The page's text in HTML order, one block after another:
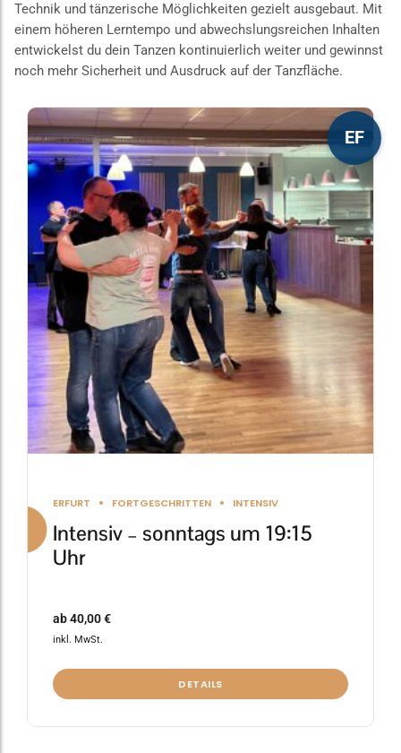
Technik und tänzerische Möglichkeiten gezielt ausgebaut. Mit
einem höheren Lerntempo und abwechslungsreichen Inhalten
entwickelst du dein Tanzen kontinuierlich weiter und gewinnst
noch mehr Sicherheit und Ausdruck auf der Tanzfläche.
EF
ERFURT FORTGESCHRITTEN INTENSIV
Intensiv – sonntags um 19:15
Uhr
ab40,00€
inkl. MwSt.
DETAILS
Dieses
Produkt
weist
mehrere
Varianten
auf.
Die
Optionen
können
auf
der
Produktseite
gewählt
werden